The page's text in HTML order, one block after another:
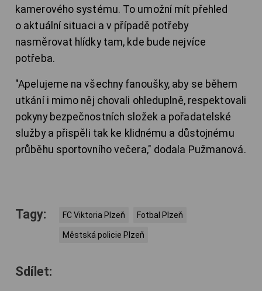
kamerového systému. To umožní mít přehled
o aktuální situaci a v případě potřeby
nasměrovat hlídky tam, kde bude nejvíce
potřeba.
"Apelujeme na všechny fanoušky, aby se během
utkání i mimo něj chovali ohleduplně, respektovali
pokyny bezpečnostních složek a pořadatelské
služby a přispěli tak ke klidnému a důstojnému
průběhu sportovního večera," dodala Pužmanová.
Tagy: FC Viktoria Plzeň Fotbal Plzeň
Městská policie Plzeň
Sdílet: